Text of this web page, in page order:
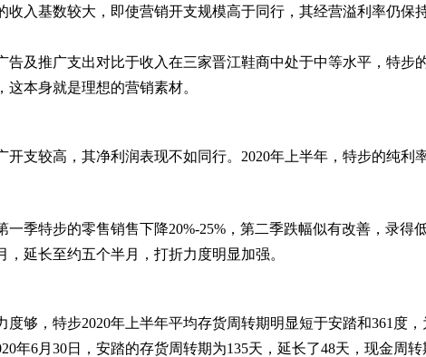
收入基数较大，即使营销开支规模高于同行，其经营溢利率仍保持
告及推广支出对比于收入在三家晋江鞋商中处于中等水平，特步
这本身就是理想的营销素材。
开支较高，其净利润表现不如同行。2020年上半年，特步的纯利
一季特步的零售销售下降20%-25%，第二季跌幅似有改善，录得
，延长至约五个半月，打折力度明显加强。
度够，特步2020年上半年平均存货周转期明显短于安踏和361度
年6月30日，安踏的存货周转期为135天，延长了48天，现金周